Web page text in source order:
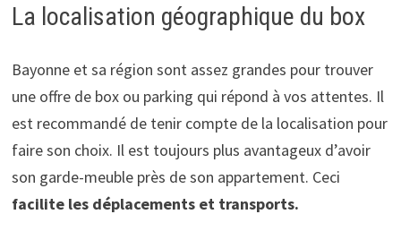
La localisation géographique du box
Bayonne et sa région sont assez grandes pour trouver
une offre de box ou parking qui répond à vos attentes. Il
est recommandé de tenir compte de la localisation pour
faire son choix. Il est toujours plus avantageux d’avoir
son garde-meuble près de son appartement. Ceci
facilite les déplacements et transports.